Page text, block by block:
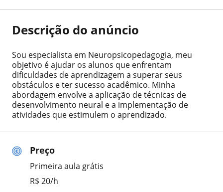
Preço
Primeira aula grátis
R$ 20/h
Descrição do anúncio
Sou especialista em Neuropsicopedagogia, meu
objetivo é ajudar os alunos que enfrentam
dificuldades de aprendizagem a superar seus
obstáculos e ter sucesso acadêmico. Minha
abordagem envolve a aplicação de técnicas de
desenvolvimento neural e a implementação de
atividades que estimulem o aprendizado.